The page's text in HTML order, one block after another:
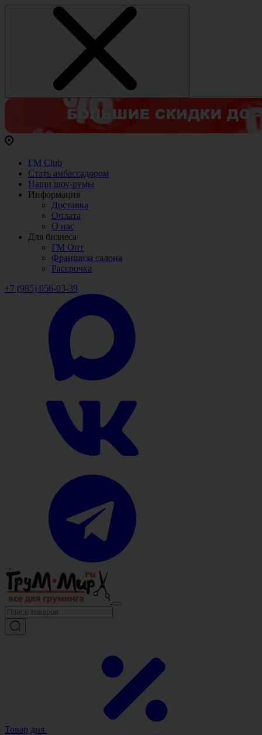
ГМ Club
Стать амбассадором
Наши шоу-румы
Информация
Доставка
Оплата
О нас
Для бизнеса
ГМ Опт
Франшиза салона
Рассрочка
+7 (985) 056-03-39
Товар дня